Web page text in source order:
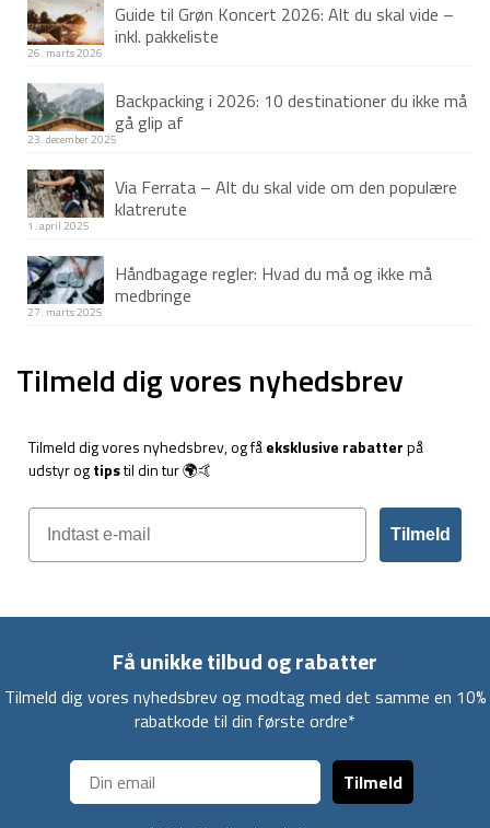
Guide til Grøn Koncert 2026: Alt du skal vide –
inkl. pakkeliste
26. marts 2026
Backpacking i 2026: 10 destinationer du ikke må
gå glip af
23. december 2025
Via Ferrata – Alt du skal vide om den populære
klatrerute
1. april 2025
Håndbagage regler: Hvad du må og ikke må
medbringe
27. marts 2025
Tilmeld dig vores nyhedsbrev
Tilmeld dig vores nyhedsbrev, og fåeksklusive rabatterpå
udstyr ogtipstil din tur 🌍🤙
Tilmeld
Få unikke tilbud og rabatter
Tilmeld dig vores nyhedsbrev og modtag med det samme en 10%
rabatkode til din første ordre*
Tilmeld